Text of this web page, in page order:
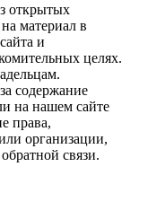
открытых
материал в
и
целях.
содержание
на нашем сайте
права,
организации,
связи.